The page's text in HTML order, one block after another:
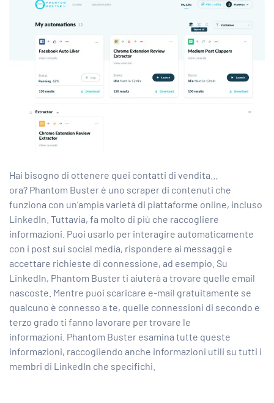
Hai bisogno di ottenere quei contatti di vendita…
ora? Phantom Buster è uno scraper di contenuti che
funziona con un’ampia varietà di piattaforme online, incluso
LinkedIn. Tuttavia, fa molto di più che raccogliere
informazioni. Puoi usarlo per interagire automaticamente
con i post sui social media, rispondere ai messaggi e
accettare richieste di connessione, ad esempio. Su
LinkedIn, Phantom Buster ti aiuterà a trovare quelle email
nascoste. Mentre puoi scaricare e-mail gratuitamente se
qualcuno è connesso a te, quelle connessioni di secondo e
terzo grado ti fanno lavorare per trovare le
informazioni. Phantom Buster esamina tutte queste
informazioni, raccogliendo anche informazioni utili su tutti i
membri di LinkedIn che specifichi.